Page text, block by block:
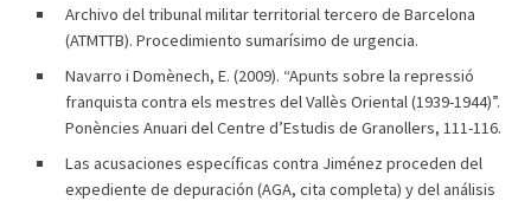
Archivo del tribunal militar territorial tercero de Barcelona
(ATMTTB). Procedimiento sumarísimo de urgencia.
Navarro i Domènech, E. (2009). “Apunts sobre la repressió
franquista contra els mestres del Vallès Oriental (1939-1944)”.
Ponències Anuari del Centre d’Estudis de Granollers, 111-116.
Las acusaciones específicas contra Jiménez proceden del
expediente de depuración (AGA, cita completa) y del análisis